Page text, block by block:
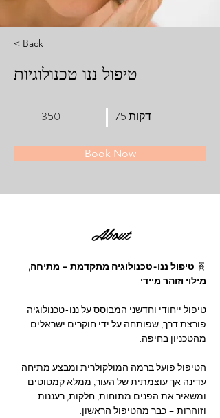
< Back
טיפול ננו טכנולוגיות
350 75 דקות
Book Now
About
🧬 טיפול ננו-טכנולוגיה מתקדמת – מתיחה,
מילוי וזוהר מיידי
טיפול ייחודי וחדשני המבוסס על ננו-טכנולוגיה
פורצת דרך, שפותחה על ידי חוקרים ישראלים
מהטכניון בחיפה.
הטיפול פועל ברמה המולקולרית ומבצע מתיחה
עדינה אך עוצמתית של העור, ממלא קמטוטים
ומשאיר את הפנים מתוחות, חלקות, רעננות
וזוהרות – כבר מהטיפול הראשון.